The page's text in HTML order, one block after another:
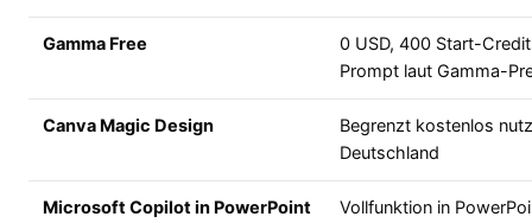
Gamma Free
0 USD, 400 Start-
Prompt laut Gamma-
Canva Magic Design
Begrenzt kostenlos
Deutschland
Microsoft Copilot in PowerPoint
Vollfunktion in